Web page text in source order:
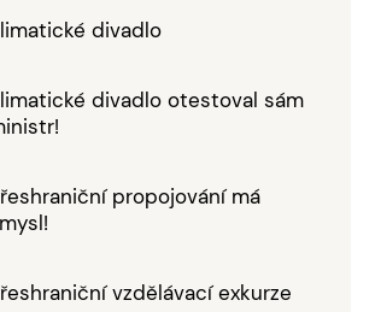
divadlo
divadlo otestoval sám
propojování má
vzdělávací exkurze